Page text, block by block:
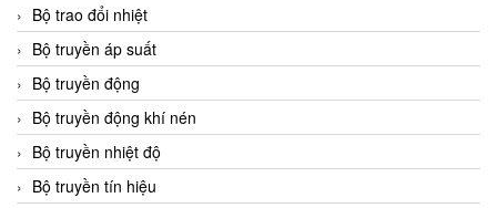
Bộ trao đổi nhiệt
Bộ truyền áp suất
Bộ truyền động
Bộ truyền động khí nén
Bộ truyền nhiệt độ
Bộ truyền tín hiệu